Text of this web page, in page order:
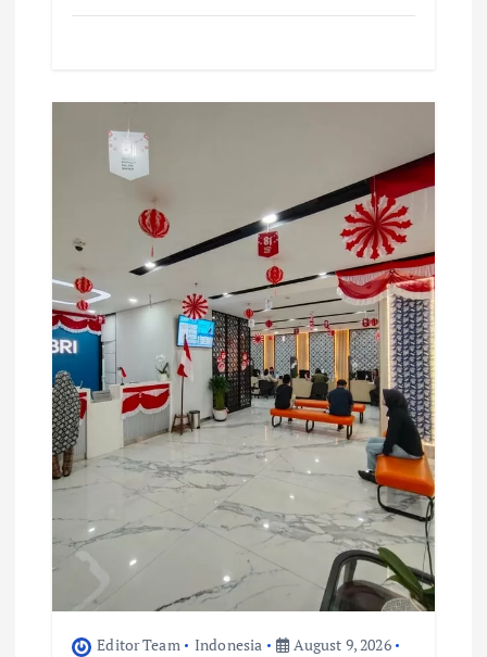
Editor Team Indonesia
August 9, 2026